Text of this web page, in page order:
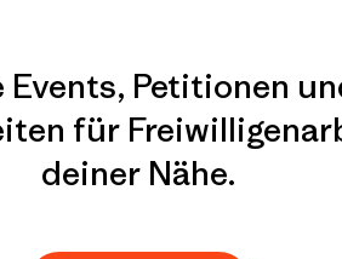
Events, Petitionen
für
deiner Nähe.